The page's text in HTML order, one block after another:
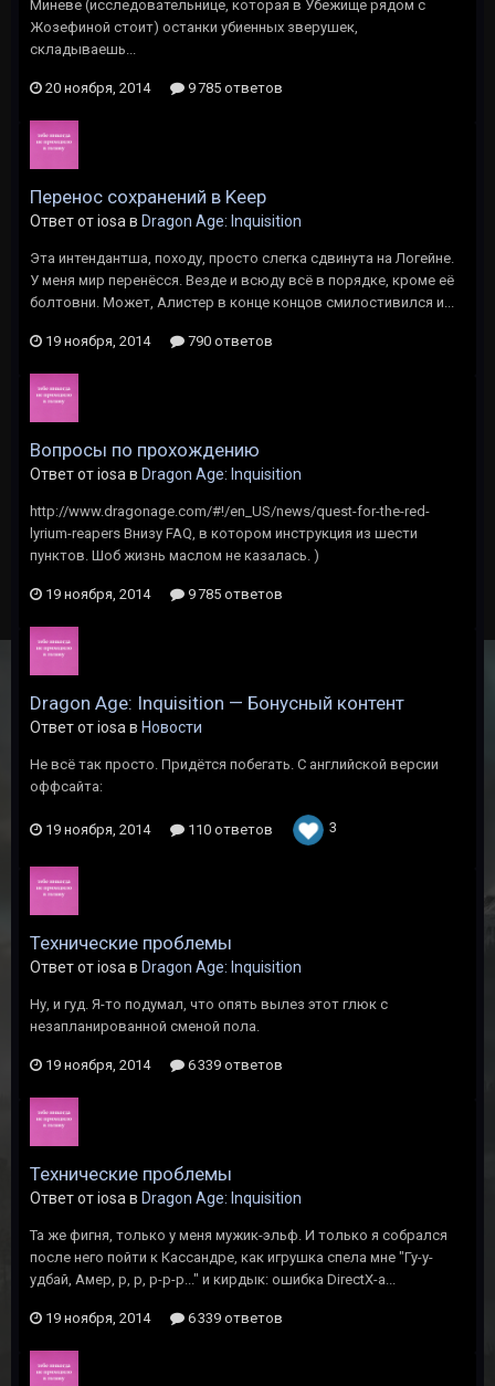
Миневе (исследовательнице, которая в Убежище рядом с
Жозефиной стоит) останки убиенных зверушек,
складываешь...
20 ноября, 2014 9 785 ответов
Перенос сохранений в Keep
Ответ от iosa в Dragon Age: Inquisition
Эта интендантша, походу, просто слегка сдвинута на Логейне.
У меня мир перенёсся. Везде и всюду всё в порядке, кроме её
болтовни. Может, Алистер в конце концов смилостивился и...
19 ноября, 2014 790 ответов
Вопросы по прохождению
Ответ от iosa в Dragon Age: Inquisition
http://www.dragonage.com/#!/en_US/news/quest-for-the-red-
lyrium-reapers Внизу FAQ, в котором инструкция из шести
пунктов. Шоб жизнь маслом не казалась. )
19 ноября, 2014 9 785 ответов
Dragon Age: Inquisition — Бонусный контент
Ответ от iosa в Новости
Не всё так просто. Придётся побегать. С английской версии
оффсайта:
19 ноября, 2014 110 ответов 3
Технические проблемы
Ответ от iosa в Dragon Age: Inquisition
Ну, и гуд. Я-то подумал, что опять вылез этот глюк с
незапланированной сменой пола.
19 ноября, 2014 6 339 ответов
Технические проблемы
Ответ от iosa в Dragon Age: Inquisition
Та же фигня, только у меня мужик-эльф. И только я собрался
после него пойти к Кассандре, как игрушка спела мне "Гу-у-
удбай, Амер, р, р, р-р-р..." и кирдык: ошибка DirectX-а...
19 ноября, 2014 6 339 ответов